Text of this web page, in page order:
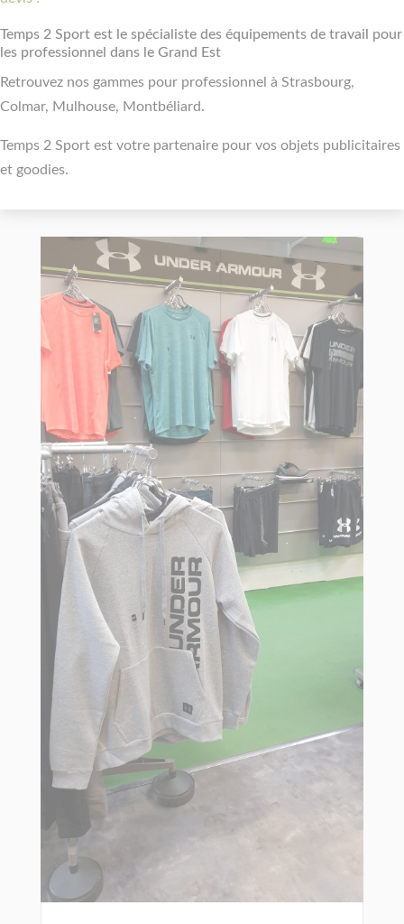
Temps 2 Sport est le spécialiste des équipements de travail pour
les professionnel dans le Grand Est
Retrouvez nos gammes pour professionnel à Strasbourg,
Colmar, Mulhouse, Montbéliard.
Temps 2 Sport est votre partenaire pour vos objets publicitaires
et goodies.